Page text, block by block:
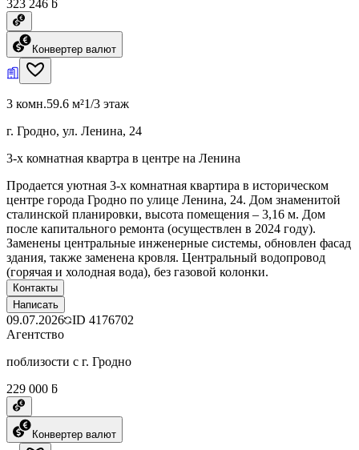
323 246 ƃ
Конвертер валют
3 комн.59.6 м²1/3 этаж
г. Гродно, ул. Ленина, 24
3-х комнатная квартра в центре на Ленина
Продается уютная 3-х комнатная квартира в историческом
центре города Гродно по улице Ленина, 24. Дом знаменитой
сталинской планировки, высота помещения – 3,16 м. Дом
после капитального ремонта (осуществлен в 2024 году).
Заменены центральные инженерные системы, обновлен фасад
здания, также заменена кровля. Центральный водопровод
(горячая и холодная вода), без газовой колонки.
Контакты
Написать
09.07.2026 ID 4176702
Агентство
поблизости с г. Гродно
229 000 ƃ
Конвертер валют